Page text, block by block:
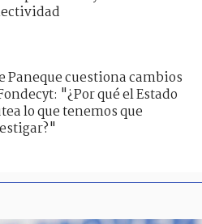
Paneque cuestiona cambios
"¿Por qué el Estado
lo que tenemos que